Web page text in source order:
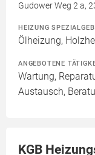
Gudower Weg 2 a,
HEIZUNG
Ölheizung,
ANGEBOTENE
Wartung,
Austausch,
KGB